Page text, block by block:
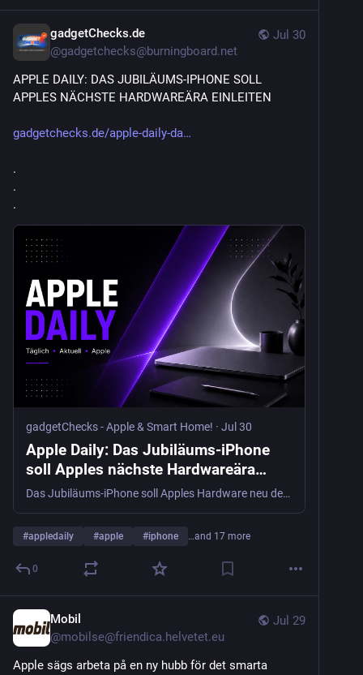
Jul 30
gadgetChecks.de
@gadgetchecks@burningboard.net
APPLE DAILY: DAS JUBILÄUMS-IPHONE SOLL
APPLES NÄCHSTE HARDWAREÄRA EINLEITEN
gadgetchecks.de/apple-daily-da
.
.
.
gadgetChecks - Apple & Smart Home! · Jul 30
Apple Daily: Das Jubiläums-iPhone
soll Apples nächste Hardwareära
einleiten - gadgetChecks - Apple &
Smart Home!
Das Jubiläums-iPhone soll Apples Hardware neu definieren. Dazu kommen eigene Modems, neue KI-Rivalen und wachsender Druck auf den App Store.
#appledaily #apple #iphone …and 17 more
0
Jul 29
Mobil
@mobilse@friendica.helvetet.eu
Apple sägs arbeta på en ny hubb för det smarta